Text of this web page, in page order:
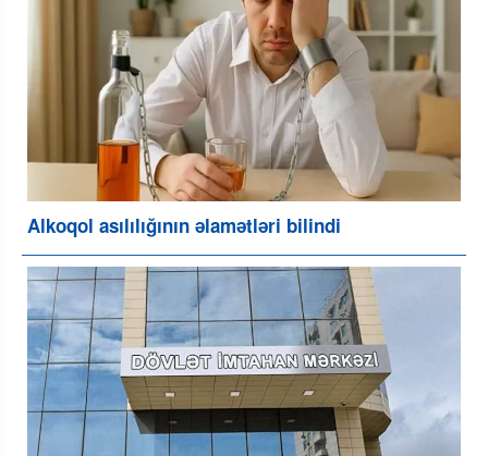
Alkoqol asılılığının əlamətləri bilindi